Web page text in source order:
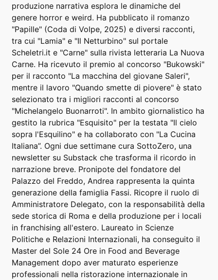
produzione narrativa esplora le dinamiche del
genere horror e weird. Ha pubblicato il romanzo
"Papille" (Coda di Volpe, 2025) e diversi racconti,
tra cui "Lamia" e "Il Netturbino" sul portale
Scheletri.it e "Carne" sulla rivista letteraria La Nuova
Carne. Ha ricevuto il premio al concorso "Bukowski"
per il racconto "La macchina del giovane Saleri",
mentre il lavoro "Quando smette di piovere" è stato
selezionato tra i migliori racconti al concorso
"Michelangelo Buonarroti". In ambito giornalistico ha
gestito la rubrica "Esquisito" per la testata "Il cielo
sopra l'Esquilino" e ha collaborato con "La Cucina
Italiana”. Ogni due settimane cura SottoZero, una
newsletter su Substack che trasforma il ricordo in
narrazione breve. Pronipote del fondatore del
Palazzo del Freddo, Andrea rappresenta la quinta
generazione della famiglia Fassi. Ricopre il ruolo di
Amministratore Delegato, con la responsabilità della
sede storica di Roma e della produzione per i locali
in franchising all'estero. Laureato in Scienze
Politiche e Relazioni Internazionali, ha conseguito il
Master del Sole 24 Ore in Food and Beverage
Management dopo aver maturato esperienze
professionali nella ristorazione internazionale in